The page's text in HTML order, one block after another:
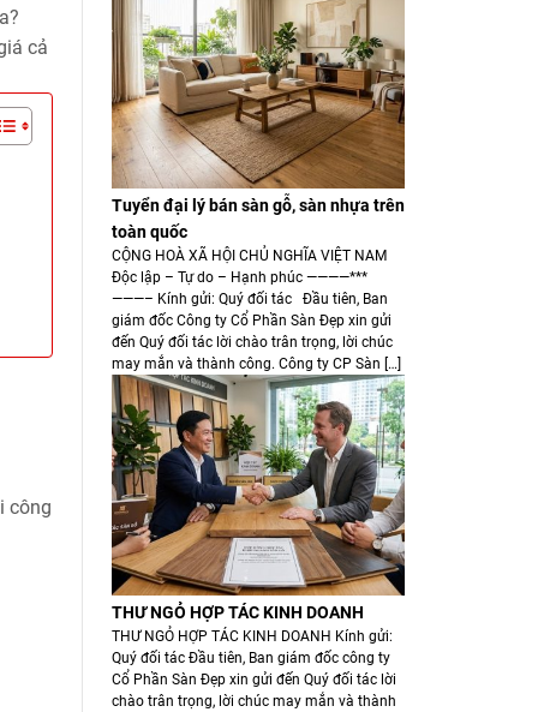
cả
công
Tuyển đại lý bán sàn gỗ, sàn nhựa trên
toàn quốc
CỘNG HOÀ XÃ HỘI CHỦ NGHĨA VIỆT NAM
Độc lập – Tự do – Hạnh phúc ————***
———– Kính gửi: Quý đối tác Đầu tiên, Ban
giám đốc Công ty Cổ Phần Sàn Đẹp xin gửi
đến Quý đối tác lời chào trân trọng, lời chúc
may mắn và thành công. Công ty CP Sàn […]
THƯ NGỎ HỢP TÁC KINH DOANH
THƯ NGỎ HỢP TÁC KINH DOANH Kính gửi:
Quý đối tác Đầu tiên, Ban giám đốc công ty
Cổ Phần Sàn Đẹp xin gửi đến Quý đối tác lời
chào trân trọng, lời chúc may mắn và thành